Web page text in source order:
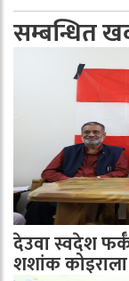
सम्बन्धित
देउवा स्वदेश
शशांक कोइराला